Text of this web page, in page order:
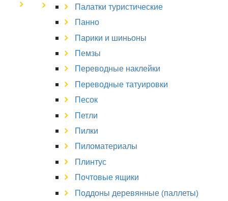
Палатки туристические
Панно
Парики и шиньоны
Пемзы
Переводные наклейки
Переводные татуировки
Песок
Петли
Пилки
Пиломатериалы
Плинтус
Почтовые ящики
Поддоны деревянные (паллеты)